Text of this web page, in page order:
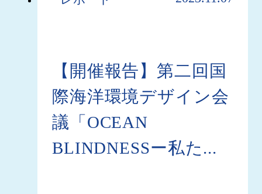
【開催報告】第二回国
際海洋環境デザイン会
議「OCEAN
BLINDNESSー私た...